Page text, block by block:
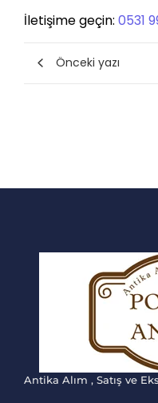
İletişime geçin: 0531
Önceki yazı
Antika Alım , Satış ve